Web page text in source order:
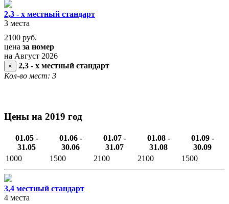
2,3 - х местный стандарт
3 места
2100 руб.
цена за номер
на Август 2026
×
2,3 - х местный стандарт
Кол-во мест: 3
Цены на 2019 год
01.05 -
31.05
01.06 -
30.06
01.07 -
31.07
01.08 -
31.08
01.09 -
30.09
1000
1500 2100 2100 1500
3,4 местный стандарт
4 места